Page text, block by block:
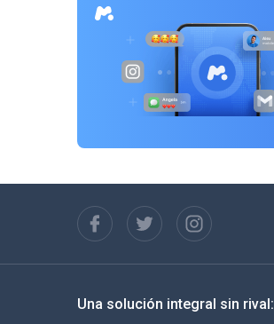
Una solución integral sin rival: